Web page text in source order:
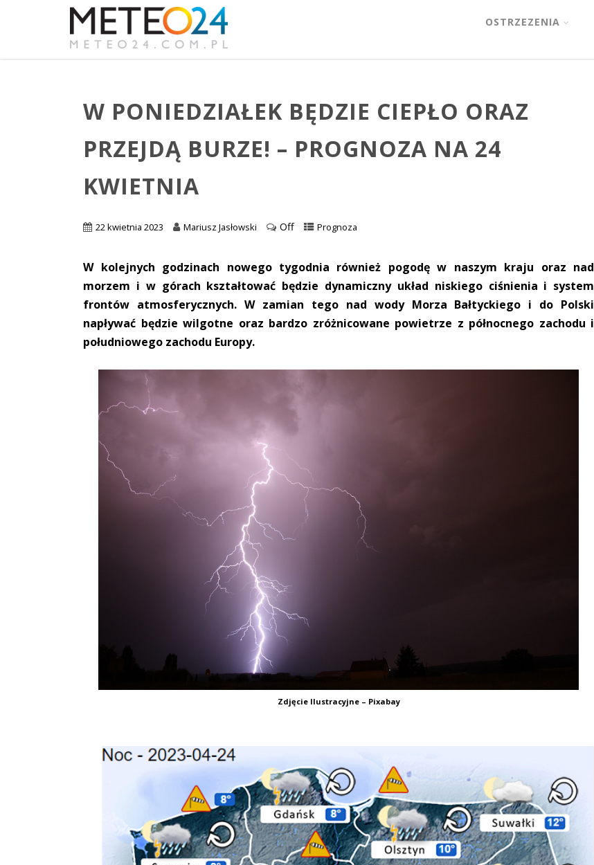
OSTRZEZENIA
W PONIEDZIAŁEK BĘDZIE CIEPŁO ORAZ
PRZEJDĄ BURZE! – PROGNOZA NA 24
KWIETNIA
22 kwietnia 2023 Mariusz Jasłowski Off Prognoza
W kolejnych godzinach nowego tygodnia również pogodę w naszym kraju oraz nad
morzem i w górach kształtować będzie dynamiczny układ niskiego ciśnienia i system
frontów atmosferycznych. W zamian tego nad wody Morza Bałtyckiego i do Polski
napływać będzie wilgotne oraz bardzo zróżnicowane powietrze z północnego zachodu i
południowego zachodu Europy.
Zdjęcie Ilustracyjne – Pixabay